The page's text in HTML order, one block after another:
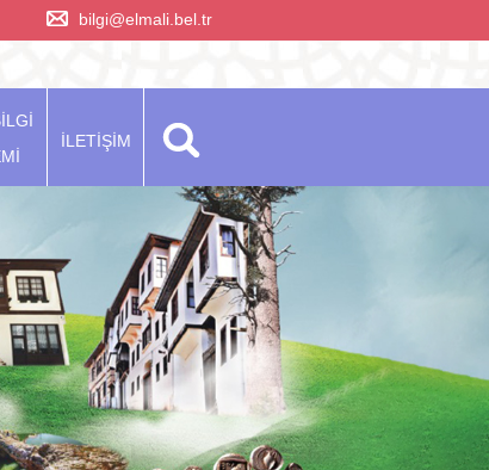
bilgi@elmali.bel.tr
İLETİŞİM